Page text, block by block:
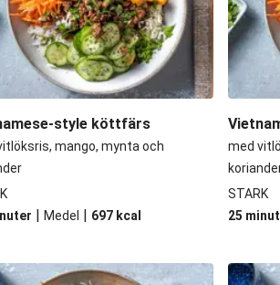
style köttfärs
mango, mynta och
| Medel | 697 kcal
med
STARK
25